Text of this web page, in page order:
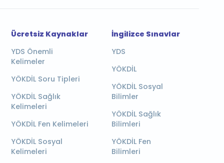
Ücretsiz Kaynaklar
YDS Önemli
Kelimeler
YÖKDİL Soru Tipleri
YÖKDİL Sağlık
Kelimeleri
YÖKDİL Fen Kelimeleri
YÖKDİL Sosyal
Kelimeleri
İngilizce Sınavlar
YDS
YÖKDİL
YÖKDİL Sosyal
Bilimler
YÖKDİL Sağlık
Bilimleri
YÖKDİL Fen
Bilimleri